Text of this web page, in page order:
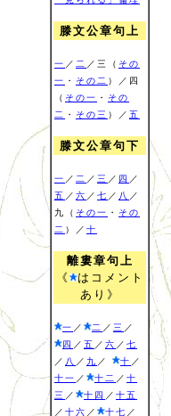
滕文公章句上
一 ／ 二 ／三（ その
一 ・ その二 ）／四
（ その一 ・ その
二
・ その三 ）／ 五
滕文公章句下
一 ／ 二 ／ 三 ／ 四 ／
五 ／ 六 ／ 七 ／ 八 ／
九（ その一 ・ その
二 ）／ 十
離婁章句上
《
はコメント
あり》
一 ／ 二 ／ 三 ／
四 ／ 五 ／ 六 ／ 七
／ 八 ／ 九 ／ 十 ／
十一 ／ 十二 ／ 十
三 ／ 十四 ／ 十五
／ 十六 ／ 十七 ／